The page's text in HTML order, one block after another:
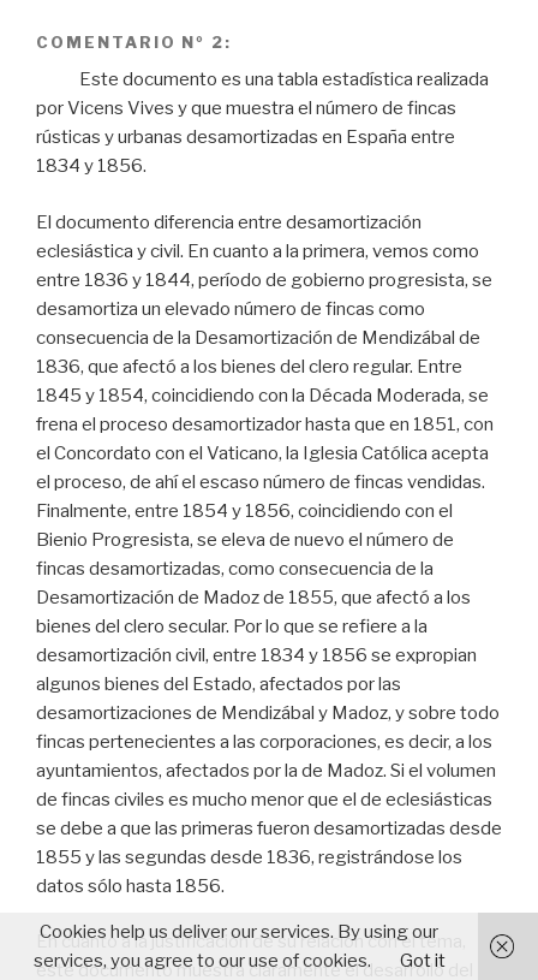
COMENTARIO Nº 2:
Este documento es una tabla estadística realizada
por Vicens Vives y que muestra el número de fincas
rústicas y urbanas desamortizadas en España entre
1834 y 1856.
El documento diferencia entre desamortización
eclesiástica y civil. En cuanto a la primera, vemos como
entre 1836 y 1844, período de gobierno progresista, se
desamortiza un elevado número de fincas como
consecuencia de la Desamortización de Mendizábal de
1836, que afectó a los bienes del clero regular. Entre
1845 y 1854, coincidiendo con la Década Moderada, se
frena el proceso desamortizador hasta que en 1851, con
el Concordato con el Vaticano, la Iglesia Católica acepta
el proceso, de ahí el escaso número de fincas vendidas.
Finalmente, entre 1854 y 1856, coincidiendo con el
Bienio Progresista, se eleva de nuevo el número de
fincas desamortizadas, como consecuencia de la
Desamortización de Madoz de 1855, que afectó a los
bienes del clero secular. Por lo que se refiere a la
desamortización civil, entre 1834 y 1856 se expropian
algunos bienes del Estado, afectados por las
desamortizaciones de Mendizábal y Madoz, y sobre todo
fincas pertenecientes a las corporaciones, es decir, a los
ayuntamientos, afectados por la de Madoz. Si el volumen
de fincas civiles es mucho menor que el de eclesiásticas
se debe a que las primeras fueron desamortizadas desde
1855 y las segundas desde 1836, registrándose los
datos sólo hasta 1856.
En cuanto a la justificación de su relación con el tema,
este documento muestra claramente el desarrollo del
Cookies help us deliver our services. By using our
services, you agree to our use of cookies.
Got it